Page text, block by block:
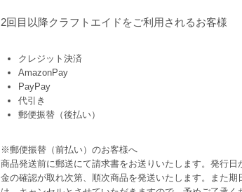
2回目以降クラフトエイドをご利用されるお客様
クレジット決済
AmazonPay
PayPay
代引き
郵便振替（後払い）
※郵便振替（前払い）のお客様へ
商品発送前に郵送にて請求書をお送りいたします。発行日
金の確認が取れ次第、順次商品を発送いたします。また